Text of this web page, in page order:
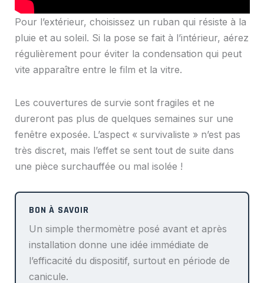
Pour l’extérieur, choisissez un ruban qui résiste à la
pluie et au soleil. Si la pose se fait à l’intérieur, aérez
régulièrement pour éviter la condensation qui peut
vite apparaître entre le film et la vitre.
Les couvertures de survie sont fragiles et ne
dureront pas plus de quelques semaines sur une
fenêtre exposée. L’aspect « survivaliste » n’est pas
très discret, mais l’effet se sent tout de suite dans
une pièce surchauffée ou mal isolée !
Un simple thermomètre posé avant et après
installation donne une idée immédiate de
l’efficacité du dispositif, surtout en période de
canicule.